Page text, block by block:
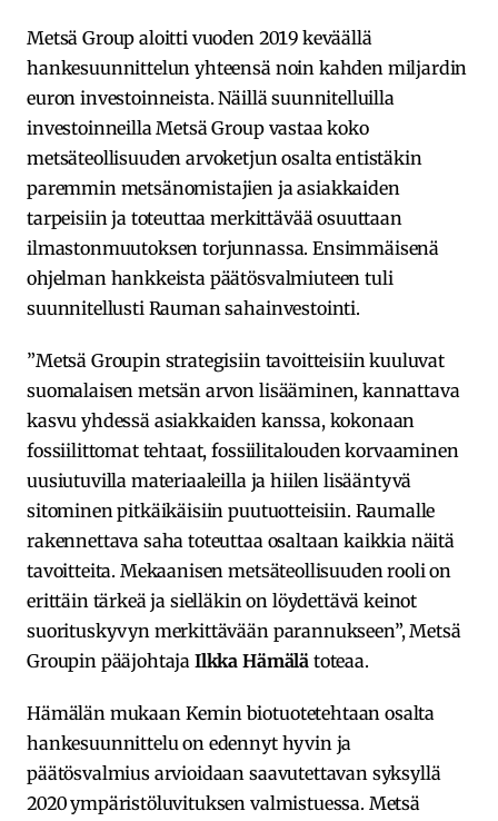
Metsä Group aloitti vuoden 2019 keväällä
hankesuunnittelun yhteensä noin kahden miljardin
euron investoinneista. Näillä suunnitelluilla
investoinneilla Metsä Group vastaa koko
metsäteollisuuden arvoketjun osalta entistäkin
paremmin metsänomistajien ja asiakkaiden
tarpeisiin ja toteuttaa merkittävää osuuttaan
ilmastonmuutoksen torjunnassa. Ensimmäisenä
ohjelman hankkeista päätösvalmiuteen tuli
suunnitellusti Rauman sahainvestointi.
”Metsä Groupin strategisiin tavoitteisiin kuuluvat
suomalaisen metsän arvon lisääminen, kannattava
kasvu yhdessä asiakkaiden kanssa, kokonaan
fossiilittomat tehtaat, fossiilitalouden korvaaminen
uusiutuvilla materiaaleilla ja hiilen lisääntyvä
sitominen pitkäikäisiin puutuotteisiin. Raumalle
rakennettava saha toteuttaa osaltaan kaikkia näitä
tavoitteita. Mekaanisen metsäteollisuuden rooli on
erittäin tärkeä ja sielläkin on löydettävä keinot
suorituskyvyn merkittävään parannukseen”, Metsä
Groupin pääjohtaja Ilkka Hämälä toteaa.
Hämälän mukaan Kemin biotuotetehtaan osalta
hankesuunnittelu on edennyt hyvin ja
päätösvalmius arvioidaan saavutettavan syksyllä
2020 ympäristöluvituksen valmistuessa. Metsä